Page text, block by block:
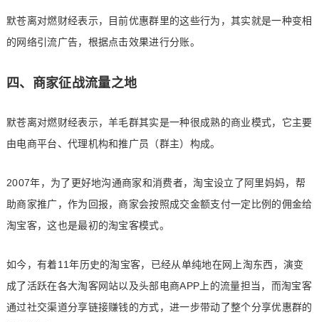
默苍离对燃财经表示，目前优惠群里的这些行为，其实就是一种变相
的网络引流广告，根据点击效果进行分账。
四、商家征战流量之地
默苍离对燃财经表示，羊毛群其实是一种很成熟的商业模式，它主要
由电商平台、代理机构和推广员（群主）构成。
2007年，为了更好地沟通商家和消费者，淘宝设立了阿里妈妈，帮
助商家推广，作为回报，商家会按照成交金额支付一定比例的佣金给
淘宝客，这也是最初的淘宝客模式。
如今，有着11年历史的淘宝客，已经从单纯地在网上淘东西，演变
成了活跃在各大淘客网站以及头部电商APP上的流量担当，而淘宝客
通过社交渠道分享链接赚钱的方式，进一步带动了整个分享优惠群的